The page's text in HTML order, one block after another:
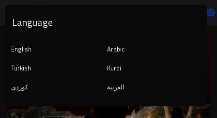
Player
auto
Language
English
Arabic
Turkish
Kurdi
کوردی
العربية